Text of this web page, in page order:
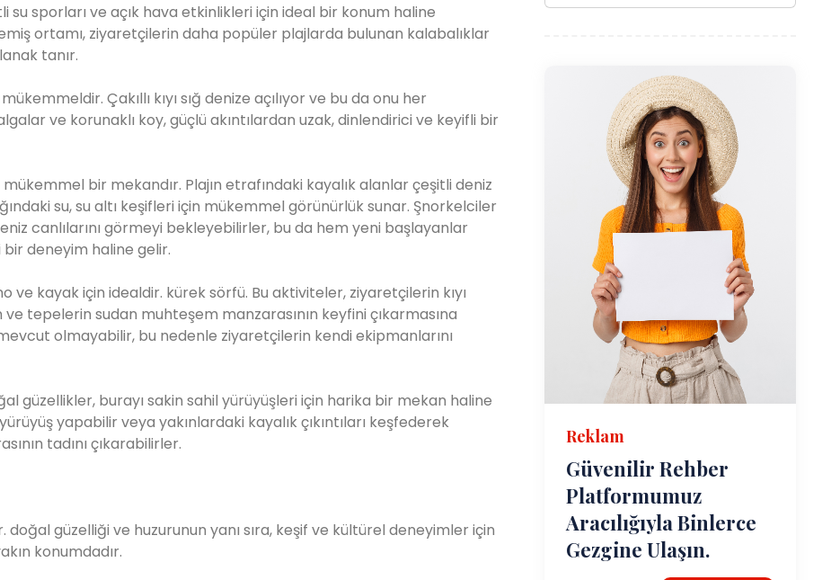
su sporları ve açık hava etkinlikleri için ideal bir konum haline
ortamı, ziyaretçilerin daha popüler plajlarda bulunan kalabalıklar
tanır.
Çakıllı kıyı sığ denize açılıyor ve bu da onu her
ve korunaklı koy, güçlü akıntılardan uzak, dinlendirici ve keyifli bir
mükemmel bir mekandır. Plajın etrafındaki kayalık alanlar çeşitli deniz
su, su altı keşifleri için mükemmel görünürlük sunar. Şnorkelciler
canlılarını görmeyi bekleyebilirler, bu da hem yeni başlayanlar
deneyim haline gelir.
ve kayak için idealdir. kürek sörfü. Bu aktiviteler, ziyaretçilerin kıyı
tepelerin sudan muhteşem manzarasının keyfini çıkarmasına
olmayabilir, bu nedenle ziyaretçilerin kendi ekipmanlarını
güzellikler, burayı sakin sahil yürüyüşleri için harika bir mekan haline
yapabilir veya yakınlardaki kayalık çıkıntıları keşfederek
tadını çıkarabilirler.
doğal güzelliği ve huzurunun yanı sıra, keşif ve kültürel deneyimler için
konumdadır.
Reklam
Güvenilir Rehber
Platformumuz
Aracılığıyla Binlerce
Gezgine Ulaşın.